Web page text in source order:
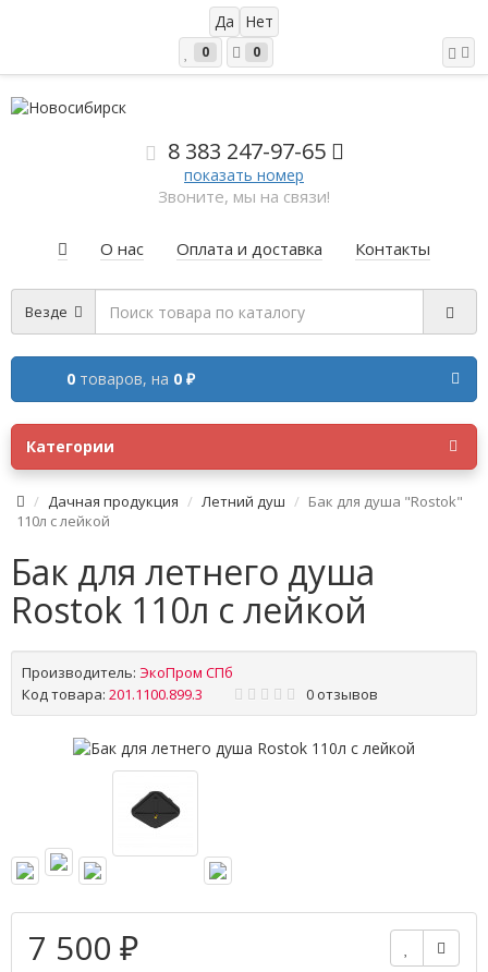
0 0
8 383 247-97-65
показать номер
Звоните, мы на связи!
О нас Оплата и доставка Контакты
Везде
0 товаров, на 0 ₽
Категории
Дачная продукция Летний душ
Бак для душа "Rostok"
110л с лейкой
Бак для летнего душа
Rostok 110л с лейкой
Производитель: ЭкоПром СПб
Код товара: 201.1100.899.3 0 отзывов
7 500 ₽